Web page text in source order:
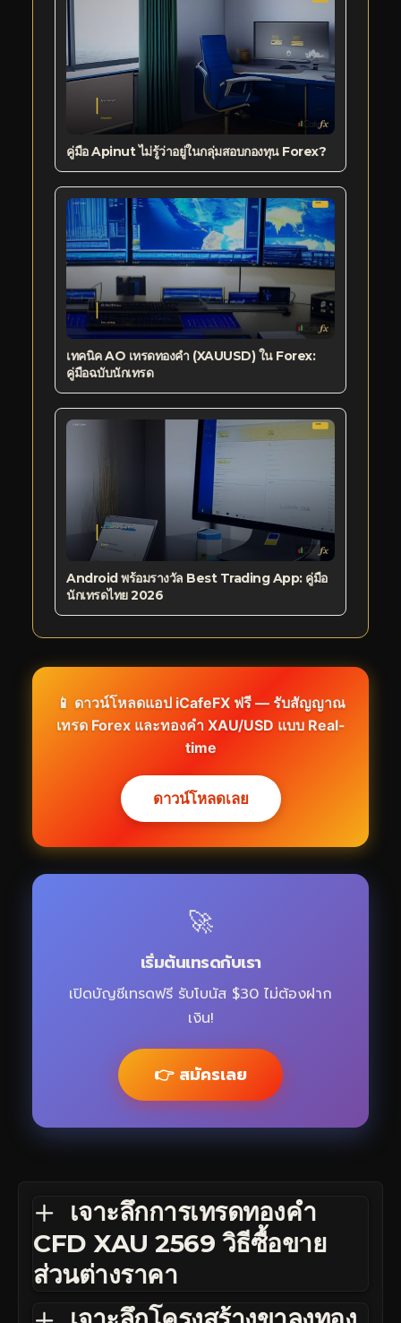
คู่มือ Apinut ไม่รู้ว่าอยู่ในกลุ่มสอบกองทุน Forex?
เทคนิค AO เทรดทองคำ (XAUUSD) ใน Forex:
คู่มือฉบับนักเทรด
Android พร้อมรางวัล Best Trading App: คู่มือ
นักเทรดไทย 2026
📱 ดาวน์โหลดแอป iCafeFX ฟรี — รับสัญญาณ
เทรด Forex และทองคำ XAU/USD แบบ Real-
time
ดาวน์โหลดเลย
🚀
เริ่มต้นเทรดกับเรา
เปิดบัญชีเทรดฟรี รับโบนัส $30 ไม่ต้องฝาก
เงิน!
👉 สมัครเลย
เจาะลึกการเทรดทองคำ
CFD XAU 2569 วิธีซื้อขาย
ส่วนต่างราคา